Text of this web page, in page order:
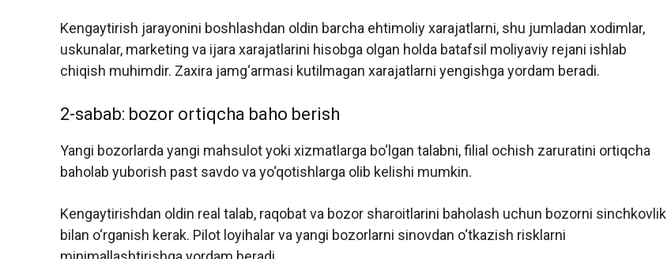
Kengaytirish jarayonini boshlashdan oldin barcha ehtimoliy xarajatlarni, shu jumladan xodimlar,
uskunalar, marketing va ijara xarajatlarini hisobga olgan holda batafsil moliyaviy rejani ishlab
chiqish muhimdir. Zaxira jamg‘armasi kutilmagan xarajatlarni yengishga yordam beradi.
2-sabab: bozor ortiqcha baho berish
Yangi bozorlarda yangi mahsulot yoki xizmatlarga bo‘lgan talabni, filial ochish zaruratini ortiqcha
baholab yuborish past savdo va yo‘qotishlarga olib kelishi mumkin.
Kengaytirishdan oldin real talab, raqobat va bozor sharoitlarini baholash uchun bozorni sinchkovlik
bilan o‘rganish kerak. Pilot loyihalar va yangi bozorlarni sinovdan o‘tkazish risklarni